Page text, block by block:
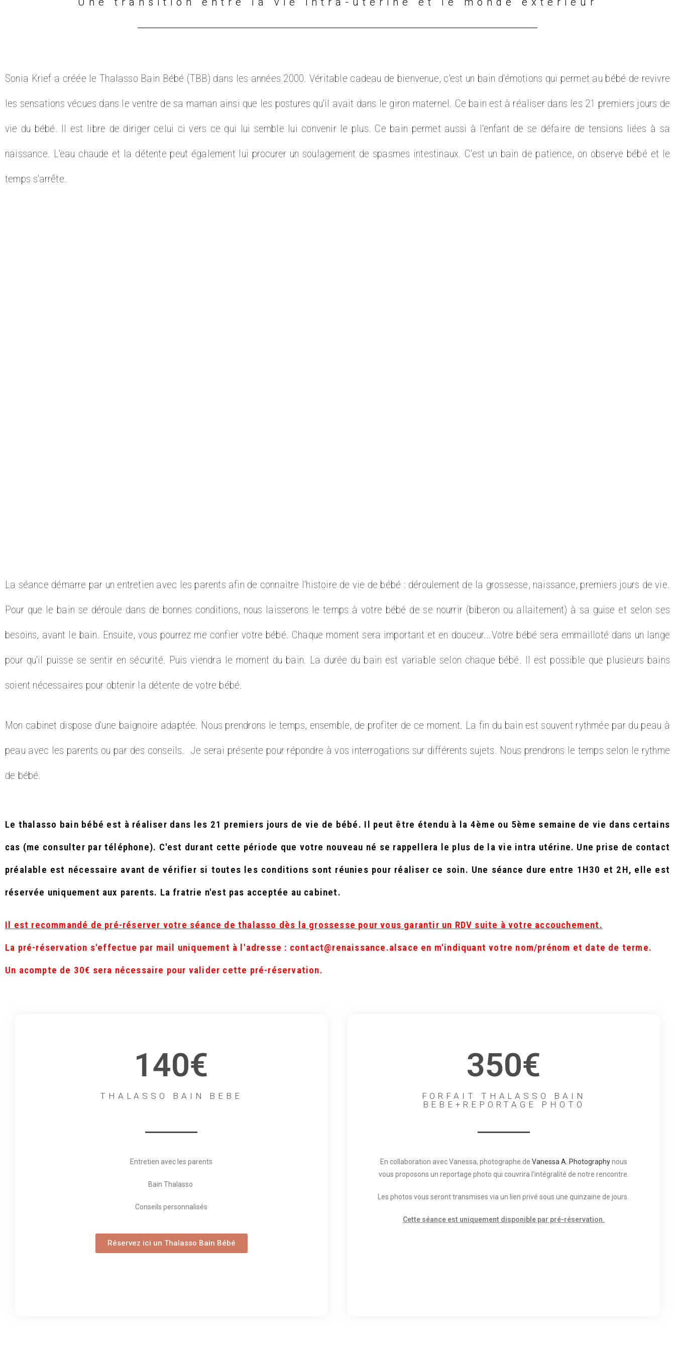
Sonia Krief a créée le Thalasso Bain Bébé (TBB) dans les années 2000. Véritable cadeau de bienvenue, c'est un bain d'émotions qui permet au bébé de revivre
les sensations vécues dans le ventre de sa maman ainsi que les postures qu'il avait dans le giron maternel. Ce bain est à réaliser dans les 21 premiers jours de
vie du bébé. Il est libre de diriger celui ci vers ce qui lui semble lui convenir le plus. Ce bain permet aussi à l'enfant de se défaire de tensions liées à sa
naissance. L'eau chaude et la détente peut également lui procurer un soulagement de spasmes intestinaux. C'est un bain de patience, on observe bébé et le
temps s'arrête.
La séance démarre par un entretien avec les parents afin de connaitre l'histoire de vie de bébé : déroulement de la grossesse, naissance, premiers jours de vie.
Pour que le bain se déroule dans de bonnes conditions, nous laisserons le temps à votre bébé de se nourrir (biberon ou allaitement) à sa guise et selon ses
besoins, avant le bain. Ensuite, vous pourrez me confier votre bébé. Chaque moment sera important et en douceur...Votre bébé sera emmailloté dans un lange
pour qu'il puisse se sentir en sécurité. Puis viendra le moment du bain. La durée du bain est variable selon chaque bébé. Il est possible que plusieurs bains
soient nécessaires pour obtenir la détente de votre bébé.
Mon cabinet dispose d'une baignoire adaptée. Nous prendrons le temps, ensemble, de profiter de ce moment. La fin du bain est souvent rythmée par du peau à
peau avec les parents ou par des conseils. Je serai présente pour répondre à vos interrogations sur différents sujets. Nous prendrons le temps selon le rythme
de bébé.
Le thalasso bain bébé est à réaliser dans les 21 premiers jours de vie de bébé. Il peut être étendu à la 4ème ou 5ème semaine de vie dans certains
cas (me consulter par téléphone). C'est durant cette période que votre nouveau né se rappellera le plus de la vie intra utérine. Une prise de contact
préalable est nécessaire avant de vérifier si toutes les conditions sont réunies pour réaliser ce soin. Une séance dure entre 1H30 et 2H, elle est
réservée uniquement aux parents. La fratrie n'est pas acceptée au cabinet.
Il est recommandé de pré-réserver votre séance de thalasso dès la grossesse pour vous garantir un RDV suite à votre accouchement.
La pré-réservation s'effectue par mail uniquement à l'adresse : contact@renaissance.alsace en m'indiquant votre nom/prénom et date de terme.
Un acompte de 30€ sera nécessaire pour valider cette pré-réservation.
140€
THALASSO BAIN BEBE
Entretien avec les parents
Bain Thalasso
Conseils personnalisés
Réservez ici un Thalasso Bain Bébé
350€
FORFAIT THALASSO BAIN
BEBE+REPORTAGE PHOTO
En collaboration avec Vanessa, photographe de Vanessa A. Photographynous
vous proposons un reportage photo qui couvrira l’intégralité de notre rencontre.
Les photos vous seront transmises via un lien privé sous une quinzaine de jours.
Cette séance est uniquement disponible par pré-réservation.